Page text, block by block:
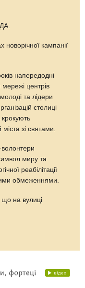
новорічної кампанії
напередодні
мережі центрів
та лідери
столиці
крокують
зі святами.
миру та
реабілітації
обмеженнями.
що на вулиці